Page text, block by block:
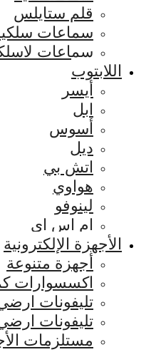
قلم ستايلس
سماعات
سماعات
اللابتوب
أيسر
ابل
أسوس
ديل
اتش بي
هواوي
لينوفو
ام اس اي
الأجهزة الإلكترونية
أجهزة متنوعة
اكسسوارات
تليفونات
تليفونات
مستلزمات